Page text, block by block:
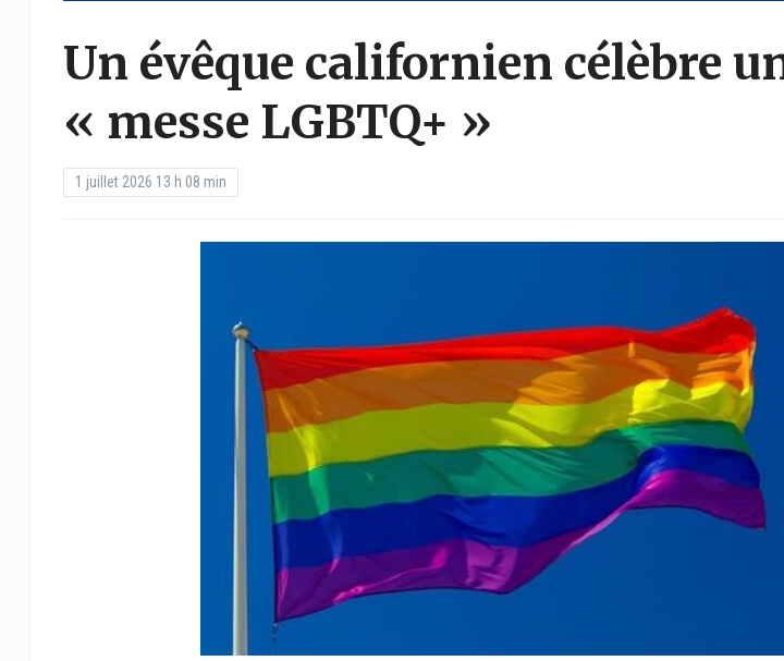
Un évêque californien célèbre
« messe LGBTQ+ »
1 juillet 2026 13 h 08 min